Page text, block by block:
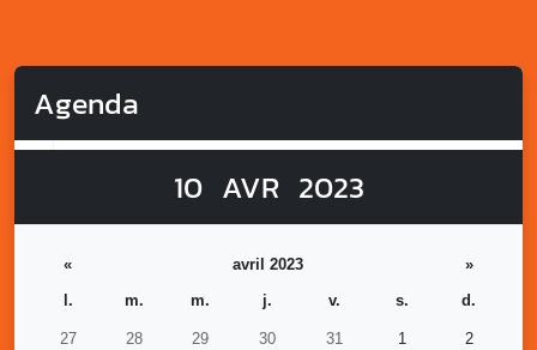
Agenda
10 AVR 2023
« avril 2023
»
l.
m. m. j. v. s. d.
27 28 29 30 31 1 2